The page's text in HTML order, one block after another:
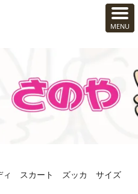
ィ スカート ズッカ サイズ